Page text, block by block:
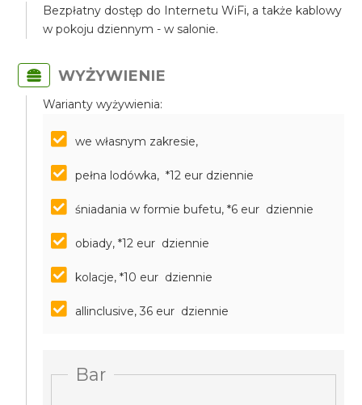
Bezpłatny dostęp do Internetu WiFi, a także kablowy
w pokoju dziennym - w salonie.
WYŻYWIENIE
Warianty wyżywienia:
we własnym zakresie,
pełna lodówka, *12 eur dziennie
śniadania w formie bufetu, *6 eur dziennie
obiady, *12 eur dziennie
kolacje, *10 eur dziennie
allinclusive, 36 eur dziennie
Bar